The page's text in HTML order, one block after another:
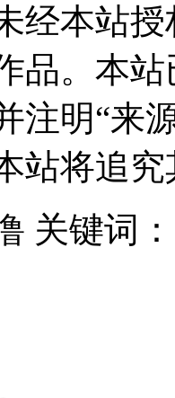
经本站
品。本
注明“来
站将追
关键词